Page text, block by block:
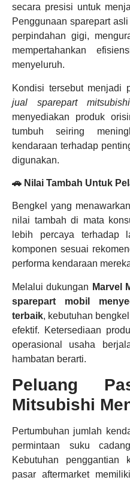
secara presisi untuk
Penggunaan sparepart
perpindahan gigi,
mempertahankan
menyeluruh.
Kondisi tersebut menjadi
jual sparepart
menyediakan produk
tumbuh seiring
kendaraan terhadap
digunakan.
🚗 Nilai Tambah Untuk
Bengkel yang
nilai tambah di mata
lebih percaya terhadap
komponen sesuai
performa kendaraan
Melalui dukungan Marvel
sparepart mobil
terbaik, kebutuhan
efektif. Ketersediaan
operasional usaha
hambatan berarti.
Peluang
Mitsubishi
Pertumbuhan jumlah
permintaan suku
Kebutuhan penggantian
pasar aftermarket